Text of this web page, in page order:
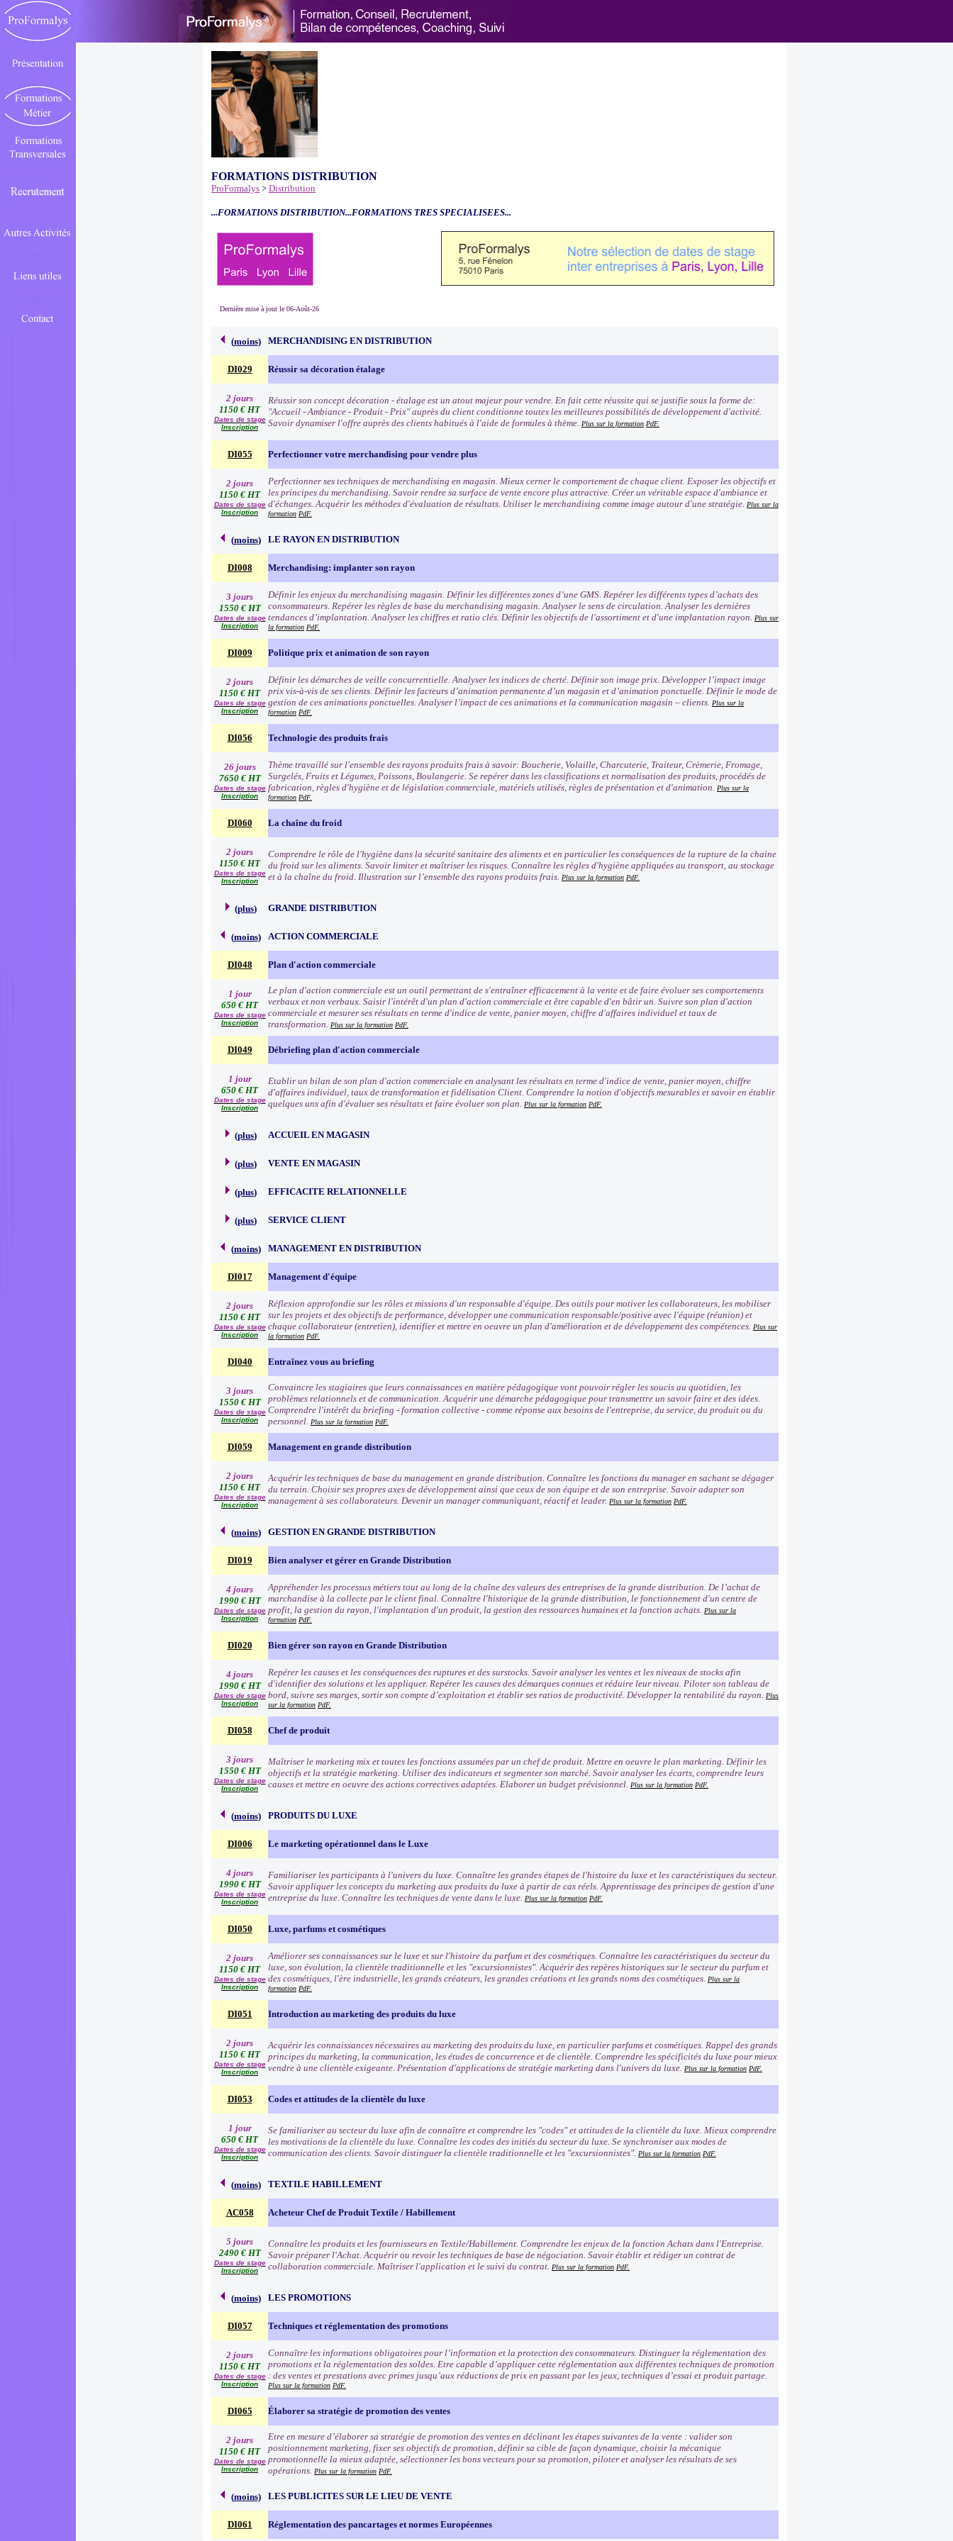
FORMATIONS DISTRIBUTION
ProFormalys > Distribution
...FORMATIONS DISTRIBUTION...FORMATIONS TRES SPECIALISEES...
Dernière mise à jour le 06-Août-26
(moins) MERCHANDISING EN DISTRIBUTION
DI029 Réussir sa décoration étalage
2 jours
1150 € HT
Dates de stage
Inscription
Réussir son concept décoration - étalage est un atout majeur pour vendre. En fait cette réussite qui se justifie sous la forme de:
"Accueil - Ambiance - Produit - Prix" auprès du client conditionne toutes les meilleures possibilités de développement d'activité.
Savoir dynamiser l'offre auprès des clients habitués à l'aide de formules à thème. Plus sur la formation PdF.
DI055 Perfectionner votre merchandising pour vendre plus
2 jours
1150 € HT
Dates de stage
Inscription
Perfectionner ses techniques de merchandising en magasin. Mieux cerner le comportement de chaque client. Exposer les objectifs et
les principes du merchandising. Savoir rendre sa surface de vente encore plus attractive. Créer un véritable espace d'ambiance et
d'échanges. Acquérir les méthodes d'évaluation de résultats. Utiliser le merchandising comme image autour d'une stratégie. Plus sur la
formation PdF.
(moins) LE RAYON EN DISTRIBUTION
DI008 Merchandising: implanter son rayon
3 jours
1550 € HT
Dates de stage
Inscription
Définir les enjeux du merchandising magasin. Définir les différentes zones d’une GMS. Repérer les différents types d’achats des
consommateurs. Repérer les règles de base du merchandising magasin. Analyser le sens de circulation. Analyser les dernières
tendances d’implantation. Analyser les chiffres et ratio clés. Définir les objectifs de l'assortiment et d'une implantation rayon. Plus sur
la formation PdF.
DI009 Politique prix et animation de son rayon
2 jours
1150 € HT
Dates de stage
Inscription
Définir les démarches de veille concurrentielle. Analyser les indices de cherté. Définir son image prix. Développer l’impact image
prix vis-à-vis de ses clients. Définir les facteurs d’animation permanente d’un magasin et d’animation ponctuelle. Définir le mode de
gestion de ces animations ponctuelles. Analyser l’impact de ces animations et la communication magasin – clients. Plus sur la
formation PdF.
DI056 Technologie des produits frais
26 jours
7650 € HT
Dates de stage
Inscription
Thème travaillé sur l'ensemble des rayons produits frais à savoir: Boucherie, Volaille, Charcuterie, Traiteur, Crèmerie, Fromage,
Surgelés, Fruits et Légumes, Poissons, Boulangerie. Se repérer dans les classifications et normalisation des produits, procédés de
fabrication, règles d'hygiène et de législation commerciale, matériels utilisés, règles de présentation et d'animation. Plus sur la
formation PdF.
DI060 La chaîne du froid
2 jours
1150 € HT
Dates de stage
Inscription
Comprendre le rôle de l'hygiène dans la sécurité sanitaire des aliments et en particulier les conséquences de la rupture de la chaine
du froid sur les aliments. Savoir limiter et maîtriser les risques. Connaître les règles d'hygiène appliquées au transport, au stockage
et à la chaîne du froid. Illustration sur l’ensemble des rayons produits frais. Plus sur la formation PdF.
(plus) GRANDE DISTRIBUTION
(moins) ACTION COMMERCIALE
DI048 Plan d'action commerciale
1 jour
650 € HT
Dates de stage
Inscription
Le plan d'action commerciale est un outil permettant de s'entraîner efficacement à la vente et de faire évoluer ses comportements
verbaux et non verbaux. Saisir l'intérêt d'un plan d'action commerciale et être capable d'en bâtir un. Suivre son plan d'action
commerciale et mesurer ses résultats en terme d'indice de vente, panier moyen, chiffre d'affaires individuel et taux de
transformation. Plus sur la formation PdF.
DI049 Débriefing plan d'action commerciale
1 jour
650 € HT
Dates de stage
Inscription
Etablir un bilan de son plan d'action commerciale en analysant les résultats en terme d'indice de vente, panier moyen, chiffre
d'affaires individuel, taux de transformation et fidélisation Client. Comprendre la notion d'objectifs mesurables et savoir en établir
quelques uns afin d'évaluer ses résultats et faire évoluer son plan. Plus sur la formation PdF.
(plus) ACCUEIL EN MAGASIN
(plus) VENTE EN MAGASIN
(plus) EFFICACITE RELATIONNELLE
(plus) SERVICE CLIENT
(moins) MANAGEMENT EN DISTRIBUTION
DI017 Management d'équipe
2 jours
1150 € HT
Dates de stage
Inscription
Réflexion approfondie sur les rôles et missions d'un responsable d'équipe. Des outils pour motiver les collaborateurs, les mobiliser
sur les projets et des objectifs de performance, développer une communication responsable/positive avec l'équipe (réunion) et
chaque collaborateur (entretien), identifier et mettre en oeuvre un plan d'amélioration et de développement des compétences. Plus sur
la formation PdF.
DI040 Entraînez vous au briefing
3 jours
1550 € HT
Dates de stage
Inscription
Convaincre les stagiaires que leurs connaissances en matière pédagogique vont pouvoir régler les soucis au quotidien, les
problèmes relationnels et de communication. Acquérir une démarche pédagogique pour transmettre un savoir faire et des idées.
Comprendre l'intérêt du briefing - formation collective - comme réponse aux besoins de l'entreprise, du service, du produit ou du
personnel. Plus sur la formation PdF.
DI059 Management en grande distribution
2 jours
1150 € HT
Dates de stage
Inscription
Acquérir les techniques de base du management en grande distribution. Connaître les fonctions du manager en sachant se dégager
du terrain. Choisir ses propres axes de développement ainsi que ceux de son équipe et de son entreprise. Savoir adapter son
management à ses collaborateurs. Devenir un manager communiquant, réactif et leader. Plus sur la formation PdF.
(moins) GESTION EN GRANDE DISTRIBUTION
DI019 Bien analyser et gérer en Grande Distribution
4 jours
1990 € HT
Dates de stage
Inscription
Appréhender les processus métiers tout au long de la chaîne des valeurs des entreprises de la grande distribution. De l’achat de
marchandise à la collecte par le client final. Connaître l'historique de la grande distribution, le fonctionnement d'un centre de
profit, la gestion du rayon, l'implantation d'un produit, la gestion des ressources humaines et la fonction achats. Plus sur la
formation PdF.
DI020 Bien gérer son rayon en Grande Distribution
4 jours
1990 € HT
Dates de stage
Inscription
Repérer les causes et les conséquences des ruptures et des surstocks. Savoir analyser les ventes et les niveaux de stocks afin
d'identifier des solutions et les appliquer. Repérer les causes des démarques connues et réduire leur niveau. Piloter son tableau de
bord, suivre ses marges, sortir son compte d’exploitation et établir ses ratios de productivité. Développer la rentabilité du rayon. Plus
sur la formation PdF.
DI058 Chef de produit
3 jours
1550 € HT
Dates de stage
Inscription
Maîtriser le marketing mix et toutes les fonctions assumées par un chef de produit. Mettre en oeuvre le plan marketing. Définir les
objectifs et la stratégie marketing. Utiliser des indicateurs et segmenter son marché. Savoir analyser les écarts, comprendre leurs
causes et mettre en oeuvre des actions correctives adaptées. Elaborer un budget prévisionnel. Plus sur la formation PdF.
(moins) PRODUITS DU LUXE
DI006 Le marketing opérationnel dans le Luxe
4 jours
1990 € HT
Dates de stage
Inscription
Familiariser les participants à l'univers du luxe. Connaître les grandes étapes de l'histoire du luxe et les caractéristiques du secteur.
Savoir appliquer les concepts du marketing aux produits du luxe à partir de cas réels. Apprentissage des principes de gestion d'une
entreprise du luxe. Connaître les techniques de vente dans le luxe. Plus sur la formation PdF.
DI050 Luxe, parfums et cosmétiques
2 jours
1150 € HT
Dates de stage
Inscription
Améliorer ses connaissances sur le luxe et sur l'histoire du parfum et des cosmétiques. Connaître les caractéristiques du secteur du
luxe, son évolution, la clientèle traditionnelle et les "excursionnistes". Acquérir des repères historiques sur le secteur du parfum et
des cosmétiques, l'ère industrielle, les grands créateurs, les grandes créations et les grands noms des cosmétiques. Plus sur la
formation PdF.
DI051 Introduction au marketing des produits du luxe
2 jours
1150 € HT
Dates de stage
Inscription
Acquérir les connaissances nécessaires au marketing des produits du luxe, en particulier parfums et cosmétiques. Rappel des grands
principes du marketing, la communication, les études de concurrence et de clientèle. Comprendre les spécificités du luxe pour mieux
vendre à une clientèle exigeante. Présentation d'applications de stratégie marketing dans l'univers du luxe. Plus sur la formation PdF.
DI053 Codes et attitudes de la clientèle du luxe
1 jour
650 € HT
Dates de stage
Inscription
Se familiariser au secteur du luxe afin de connaître et comprendre les "codes" et attitudes de la clientèle du luxe. Mieux comprendre
les motivations de la clientèle du luxe. Connaître les codes des initiés du secteur du luxe. Se synchroniser aux modes de
communication des clients. Savoir distinguer la clientèle traditionnelle et les "excursionnistes". Plus sur la formation PdF.
(moins) TEXTILE HABILLEMENT
AC058 Acheteur Chef de Produit Textile / Habillement
5 jours
2490 € HT
Dates de stage
Inscription
Connaître les produits et les fournisseurs en Textile/Habillement. Comprendre les enjeux de la fonction Achats dans l'Entreprise.
Savoir préparer l'Achat. Acquérir ou revoir les techniques de base de négociation. Savoir établir et rédiger un contrat de
collaboration commerciale. Maîtriser l'application et le suivi du contrat. Plus sur la formation PdF.
(moins) LES PROMOTIONS
DI057 Techniques et réglementation des promotions
2 jours
1150 € HT
Dates de stage
Inscription
Connaître les informations obligatoires pour l’information et la protection des consommateurs. Distinguer la réglementation des
promotions et la réglementation des soldes. Etre capable d’appliquer cette réglementation aux différentes techniques de promotion
: des ventes et prestations avec primes jusqu’aux réductions de prix en passant par les jeux, techniques d’essai et produit partage.
Plus sur la formation PdF.
DI065 Élaborer sa stratégie de promotion des ventes
2 jours
1150 € HT
Dates de stage
Inscription
Etre en mesure d’élaborer sa stratégie de promotion des ventes en déclinant les étapes suivantes de la vente : valider son
positionnement marketing, fixer ses objectifs de promotion, définir sa cible de façon dynamique, choisir la mécanique
promotionnelle la mieux adaptée, sélectionner les bons vecteurs pour sa promotion, piloter et analyser les résultats de ses
opérations. Plus sur la formation PdF.
(moins) LES PUBLICITES SUR LE LIEU DE VENTE
DI061 Réglementation des pancartages et normes Européennes